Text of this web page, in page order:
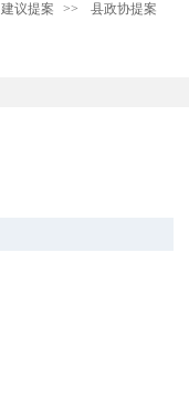
建议提案 >> 县政协提案